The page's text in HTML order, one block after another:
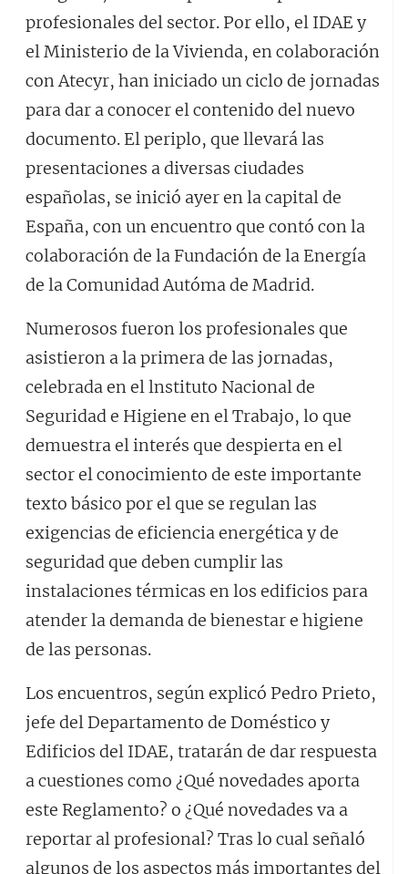
profesionales del sector. Por ello, el IDAE y
el Ministerio de la Vivienda, en colaboración
con Atecyr, han iniciado un ciclo de jornadas
para dar a conocer el contenido del nuevo
documento. El periplo, que llevará las
presentaciones a diversas ciudades
españolas, se inició ayer en la capital de
España, con un encuentro que contó con la
colaboración de la Fundación de la Energía
de la Comunidad Autóma de Madrid.
Numerosos fueron los profesionales que
asistieron a la primera de las jornadas,
celebrada en el lnstituto Nacional de
Seguridad e Higiene en el Trabajo, lo que
demuestra el interés que despierta en el
sector el conocimiento de este importante
texto básico por el que se regulan las
exigencias de eficiencia energética y de
seguridad que deben cumplir las
instalaciones térmicas en los edificios para
atender la demanda de bienestar e higiene
de las personas.
Los encuentros, según explicó Pedro Prieto,
jefe del Departamento de Doméstico y
Edificios del IDAE, tratarán de dar respuesta
a cuestiones como ¿Qué novedades aporta
este Reglamento? o ¿Qué novedades va a
reportar al profesional? Tras lo cual señaló
algunos de los aspectos más importantes del